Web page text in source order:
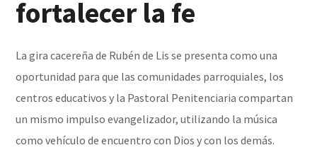
fortalecer la fe
La gira cacereña de Rubén de Lis se presenta como una
oportunidad para que las comunidades parroquiales, los
centros educativos y la Pastoral Penitenciaria compartan
un mismo impulso evangelizador, utilizando la música
como vehículo de encuentro con Dios y con los demás.